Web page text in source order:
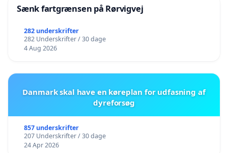
Sænk fartgrænsen på Rørvigvej
282 underskrifter
282 Underskrifter / 30 dage
4 Aug 2026
Danmark skal have en køreplan for udfasning af
dyreforsøg
857 underskrifter
207 Underskrifter / 30 dage
24 Apr 2026